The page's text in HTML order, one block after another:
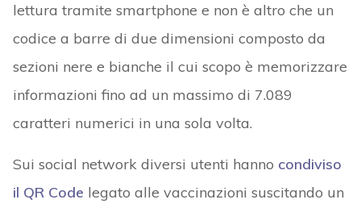
lettura tramite smartphone e non è altro che un
codice a barre di due dimensioni composto da
sezioni nere e bianche il cui scopo è memorizzare
informazioni fino ad un massimo di 7.089
caratteri numerici in una sola volta.
Sui social network diversi utenti hanno condiviso
il QR Code legato alle vaccinazioni suscitando un